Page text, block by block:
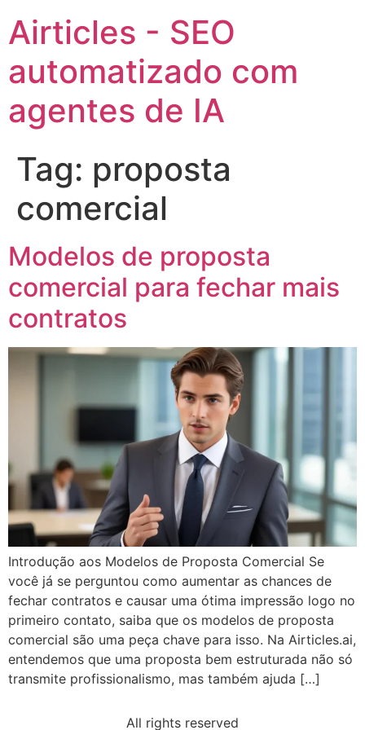
Airticles - SEO
automatizado com
agentes de IA
Tag: proposta
comercial
Modelos de proposta
comercial para fechar mais
contratos
Introdução aos Modelos de Proposta Comercial Se
você já se perguntou como aumentar as chances de
fechar contratos e causar uma ótima impressão logo no
primeiro contato, saiba que os modelos de proposta
comercial são uma peça chave para isso. Na Airticles.ai,
entendemos que uma proposta bem estruturada não só
transmite profissionalismo, mas também ajuda […]
All rights reserved